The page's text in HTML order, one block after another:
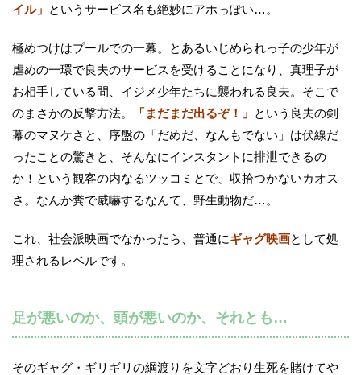
イル」 というサービス名も絶妙にアホっぽい…。
極めつけはプールでの一幕。とあるいじめられっ子の少年が
虐めの一環で良夫のサービスを受けることになり、真理子が
お相手している間、イジメ少年たちに襲われる良夫。そこで
のまさかの反撃方法。
「まだまだ出るぞ！」 という良夫の剣
幕のマヌケさと、序盤の「だめだ、なんもでない」は伏線だ
ったことの驚きと、そんなにインスタントに排泄できるの
か！という観客の内なるツッコミとで、収拾つかないカオス
さ。なんか糞で威嚇するなんて、野生動物だ…。
これ、社会派映画でなかったら、普通にギャグ映画として処
理されるレベルです。
足が悪いのか、頭が悪いのか、それとも…
そのギャグ・ギリギリの綱渡りを文字どおり生死を賭けてや